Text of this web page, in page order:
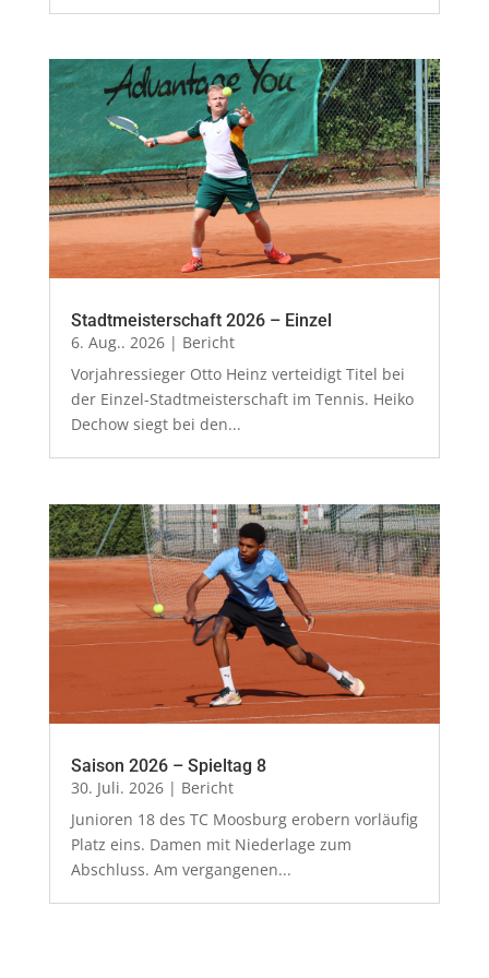
Stadtmeisterschaft 2026 – Einzel
6. Aug.. 2026| Bericht
Vorjahressieger Otto Heinz verteidigt Titel bei
der Einzel-Stadtmeisterschaft im Tennis. Heiko
Dechow siegt bei den...
Saison 2026 – Spieltag 8
30. Juli. 2026| Bericht
Junioren 18 des TC Moosburg erobern vorläufig
Platz eins. Damen mit Niederlage zum
Abschluss. Am vergangenen...